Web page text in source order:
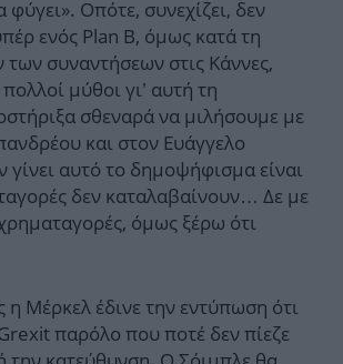
φύγει». Οπότε, συνεχίζει, δεν
ενός Plan Β, όμως κατά τη
των συναντήσεων στις Κάννες,
μύθοι γι’ αυτή τη
σθεναρά να μιλήσουμε με
και στον Ευάγγελο
γίνει αυτό το δημοψήφισμα είναι
δεν καταλαβαίνουν… Δε με
όμως ξέρω ότι
η Μέρκελ έδινε την εντύπωση ότι
παρόλο που ποτέ δεν πίεζε